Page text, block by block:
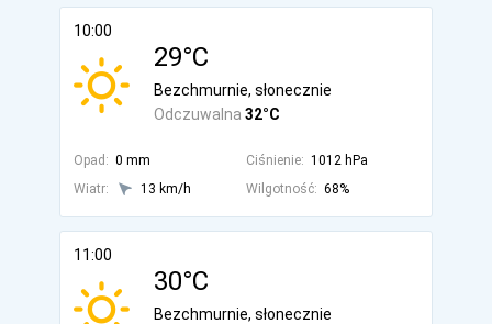
10:00
29°C
Odczuwalna 32°C
Bezchmurnie, słonecznie
Opad: 0 mm Ciśnienie: 1012 hPa
Wiatr:
13 km/h Wilgotność: 68%
11:00
30°C
Bezchmurnie, słonecznie